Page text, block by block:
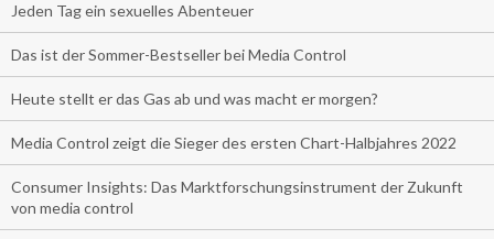
Jeden Tag ein sexuelles Abenteuer
Das ist der Sommer-Bestseller bei Media Control
Heute stellt er das Gas ab und was macht er morgen?
Media Control zeigt die Sieger des ersten Chart-Halbjahres 2022
Consumer Insights: Das Marktforschungsinstrument der Zukunft
von media control